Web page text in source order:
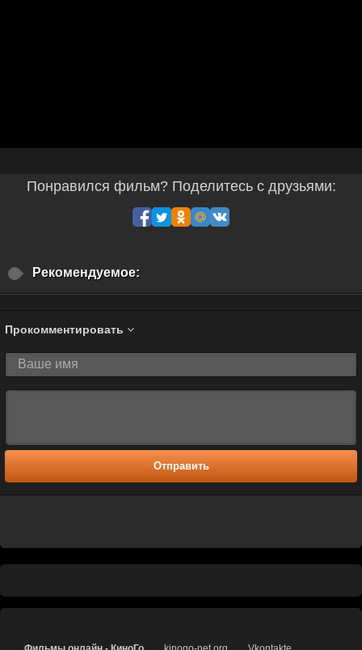
Понравился фильм? Поделитесь с друзьями:
Рекомендуемое:
Прокомментировать
Отправить